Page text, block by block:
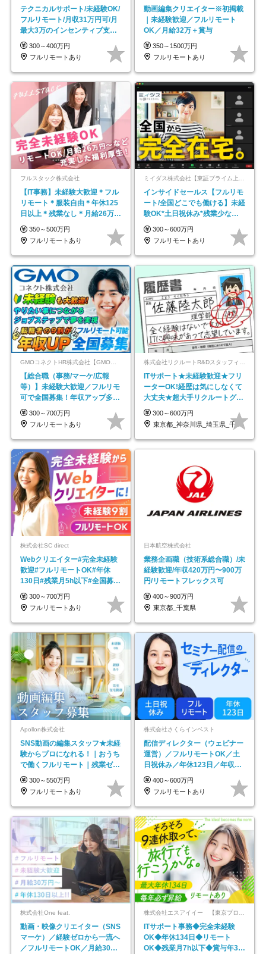
テクニカルサポート/未経験OK/
フルリモート/月収31万円可/月
最大3万のインセンティブ支給/
平均年齢33歳
300～400万円
フルリモートあり
動画編集クリエイター※初掲載
｜未経験歓迎／フルリモート
OK／月給32万＋賞与
350～1500万円
フルリモートあり
フルスタック株式会社
【IT事務】未経験大歓迎＊フル
リモート＊服装自由＊年休125
日以上＊残業なし＊月給26万円
以上
350～500万円
フルリモートあり
ミイダス株式会社【東証プライム上場パーソルグループ】
インサイドセールス【フルリモ
ート/全国どこでも働ける】未経
験OK*土日祝休み*残業少なめ*
在宅勤務手当あり
300～600万円
フルリモートあり
GMOコネクトHR株式会社【GMOインターネットグループ】
【総合職（事務/マーケ/広報
等）】未経験大歓迎／フルリモ
可で全国募集！年収アップ多数
★年休最大130日★
300～700万円
フルリモートあり
ITサポート★未経験歓迎★フリ
ーターOK!経歴は気にしなくて
大丈夫★超大手リクルートグル
ープの正社員/sg
300～600万円
東京都_神奈川県_埼玉県_千葉県_大阪府…
株式会社SC direct
Webクリエイター#完全未経験
歓迎#フルリモートOK#年休
130日#残業月5h以下#全国募集
#最大1年の研修
300～700万円
フルリモートあり
日本航空株式会社
業務企画職（技術系総合職）/未
経験歓迎/年収420万円〜900万
円/リモートフレックス可
400～900万円
東京都_千葉県
Apollon株式会社
SNS動画の編集スタッフ★未経
験からプロになれる！｜おうち
で働くフルリモート｜残業ゼロ
で18時退勤◎
300～550万円
フルリモートあり
株式会社さくらインベスト
配信ディレクター（ウェビナー
運営）／フルリモートOK／土
日祝休み／年休123日／年収
600万円可
400～600万円
フルリモートあり
株式会社One feat.
動画・映像クリエイター（SNS
マーケ）／経験ゼロから一流へ
／フルリモートOK／月給30万
ITサポート事務◆完全未経験
OK◆年休134日◆リモート
OK◆残業月7h以下◆賞与年3回